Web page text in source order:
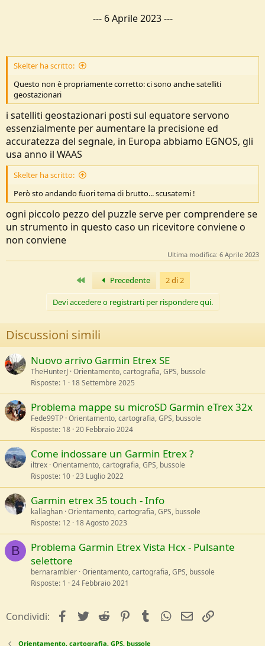
--- 6 Aprile 2023---
Skelter ha scritto:
Questo non è propriamente corretto: ci sono anche satelliti
geostazionari
i satelliti geostazionari posti sul equatore servono
essenzialmente per aumentare la precisione ed
accuratezza del segnale, in Europa abbiamo EGNOS, gli
usa anno il WAAS
Skelter ha scritto:
Però sto andando fuori tema di brutto... scusatemi !
ogni piccolo pezzo del puzzle serve per comprendere se
un strumento in questo caso un ricevitore conviene o
non conviene
Ultima modifica: 6 Aprile 2023
Primo Precedente 2 di 2
Devi accedere o registrarti per rispondere qui.
Discussioni simili
Nuovo arrivo Garmin Etrex SE
TheHunterJ Orientamento, cartografia, GPS, bussole
Risposte 1 18 Settembre 2025
Problema mappe su microSD Garmin eTrex 32x
Fede99TP Orientamento, cartografia, GPS, bussole
Risposte 18 20 Febbraio 2024
Come indossare un Garmin Etrex ?
iltrex Orientamento, cartografia, GPS, bussole
Risposte 10 23 Luglio 2022
Garmin etrex 35 touch - Info
kallaghan Orientamento, cartografia, GPS, bussole
Risposte 12 18 Agosto 2023
B
Problema Garmin Etrex Vista Hcx - Pulsante
selettore
bernarambler Orientamento, cartografia, GPS, bussole
Risposte 1 24 Febbraio 2021
Condividi: facebookTwitterReddit PinterestTumblrWhatsApp
e-mail
Orientamento, cartografia, GPS, bussole